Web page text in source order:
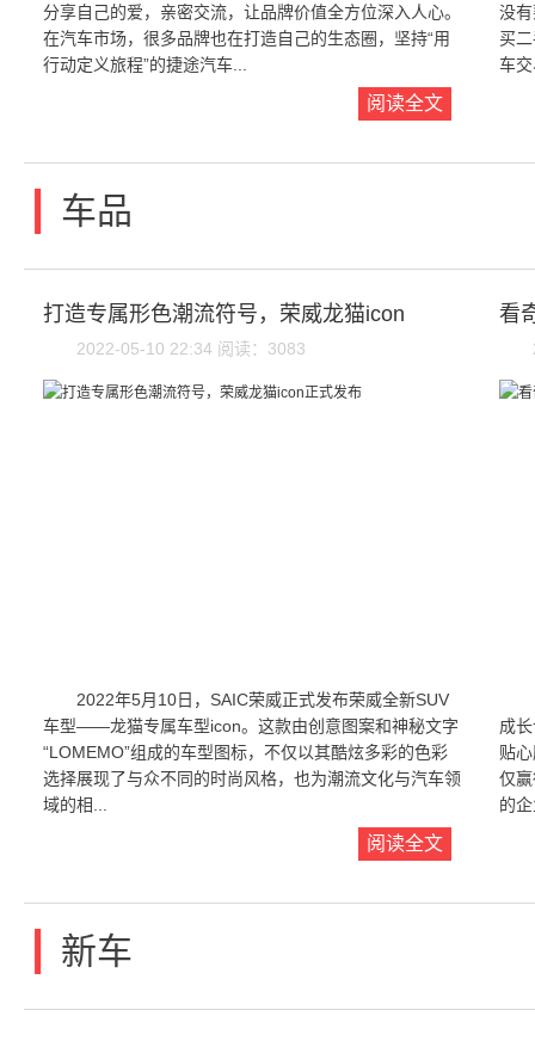
分享自己的爱，亲密交流，让品牌价值全方位深入人心。
在汽车市场，很多品牌也在打造自己的生态圈，坚持“用
行动定义旅程”的捷途汽车...
阅读全文
没
买
车
| 车品
打造专属形色潮流符号，荣威龙猫icon
2022-05-10 22:34 阅读：3083
2022年5月10日，SAIC荣威正式发布荣威全新SUV
车型——龙猫专属车型icon。这款由创意图案和神秘文字
“LOMEMO”组成的车型图标，不仅以其酷炫多彩的色彩
选择展现了与众不同的时尚风格，也为潮流文化与汽车领
域的相...
阅读全文
看
成
贴
仅
的
| 新车